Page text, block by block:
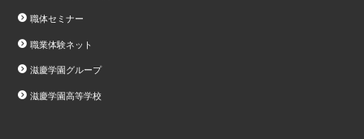
職体セミナー
職業体験ネット
滋慶学園グループ
滋慶学園高等学校